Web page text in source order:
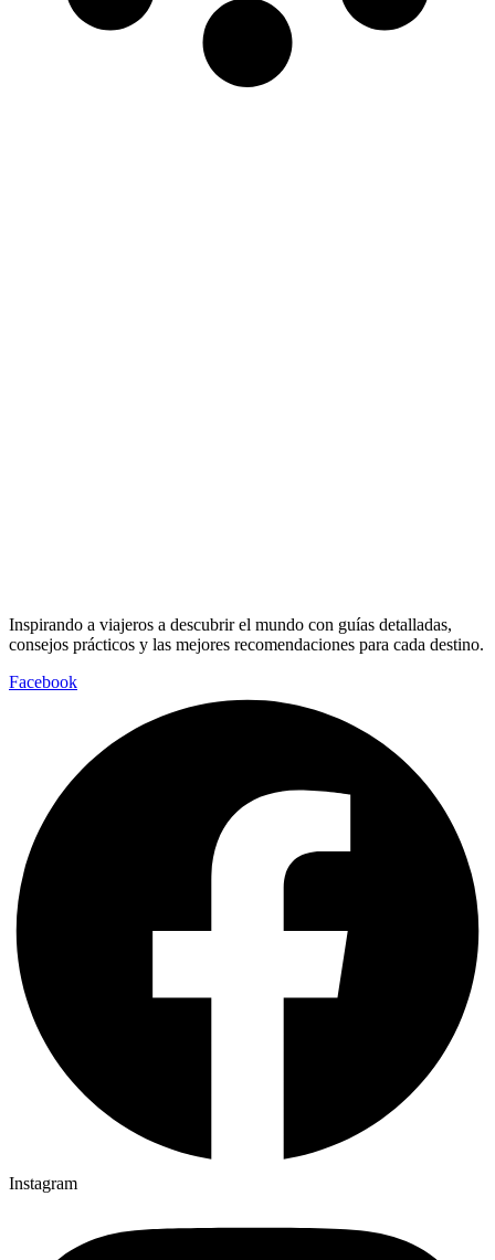
Inspirando a viajeros a descubrir el mundo con guías detalladas,
consejos prácticos y las mejores recomendaciones para cada destino.
Facebook
Instagram